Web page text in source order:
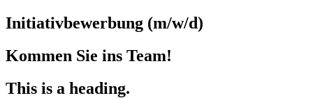
Initiativbewerbung (m/w/d)
Kommen Sie ins Team!
This is a heading.